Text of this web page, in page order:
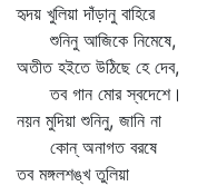
হৃদয় খুলিয়া দাঁড়ানু বাহিরে
শুনিনু আজিকে নিমেষে,
অতীত হইতে উঠিছে হে দেব,
তব গান মোর স্বদেশে।
নয়ন মুদিয়া শুনিনু, জানি না
কোন্‌ অনাগত বরষে
তব মঙ্গলশঙ্খ তুলিয়া